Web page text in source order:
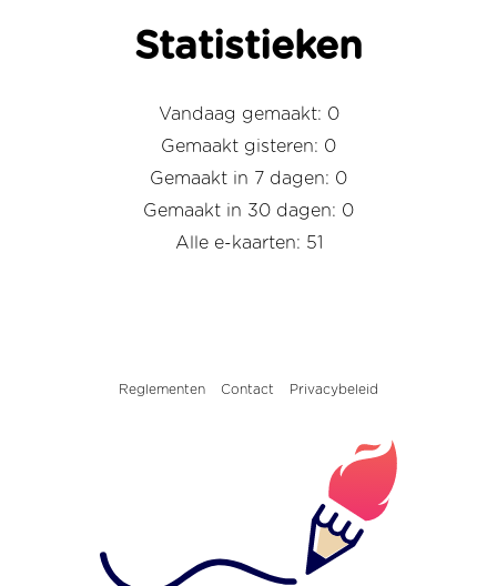
Statistieken
Vandaag gemaakt: 0
Gemaakt gisteren: 0
Gemaakt in 7 dagen: 0
Gemaakt in 30 dagen: 0
Alle e-kaarten: 51
Reglementen Contact Privacybeleid